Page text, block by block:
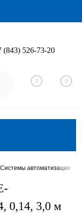
Вход
(843) 526-73-20
0 0
Системы автоматизации
0,14, 3,0 м